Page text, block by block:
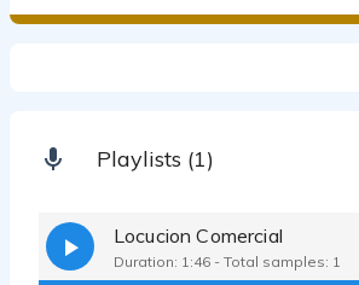
Playlists (1)
Locucion Comercial
Duration: 1:46 - Total samples: 1